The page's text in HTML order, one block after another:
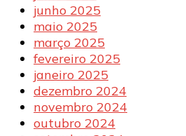
junho 2025
maio 2025
março 2025
fevereiro 2025
janeiro 2025
dezembro 2024
novembro 2024
outubro 2024